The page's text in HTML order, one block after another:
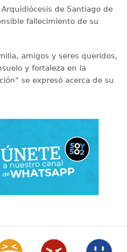
de Santiago de
fallecimiento de su
amigos y seres queridos,
y fortaleza en la
se expresó acerca de su